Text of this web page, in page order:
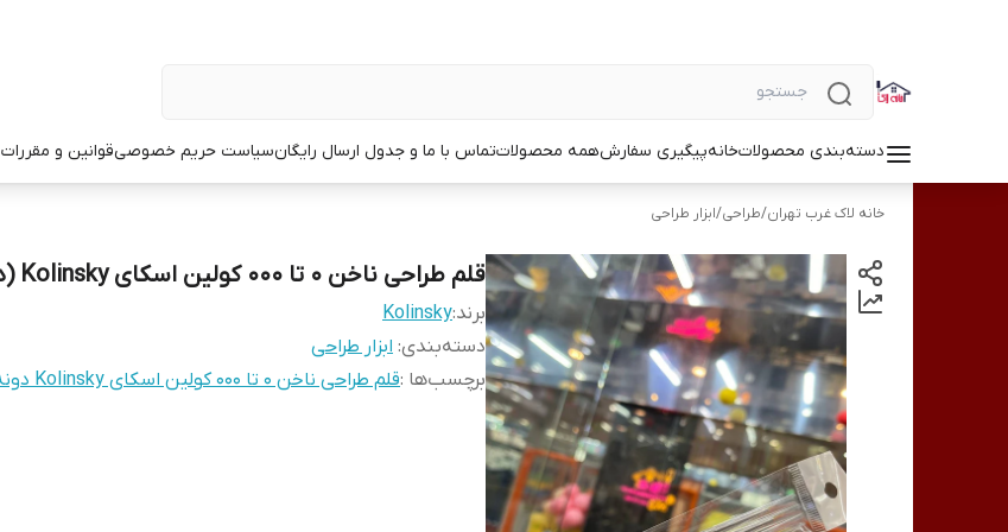
دسته‌بندی محصولاتخانهپیگیری سفارشهمه محصولاتتماس با ما و جدول ارسال رایگانسیاست حریم خصوصیقوانین و مقررات
خانه لاک غرب تهران/طراحی/ابزار طراحی
قلم طراحی ناخن 0 تا 000 کولین اسکای Kolinsky (دونه ای)
برند:Kolinsky
دسته‌بندی: ابزار طراحی
برچسب‌ها :قلم طراحی ناخن 0 تا 000 کولین اسکای Kolinsky دونه ای